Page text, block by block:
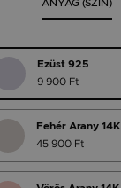
ANYAG (SZÍN)
Ezüst 925
9 900 Ft
Fehér Arany 14K
45 900 Ft